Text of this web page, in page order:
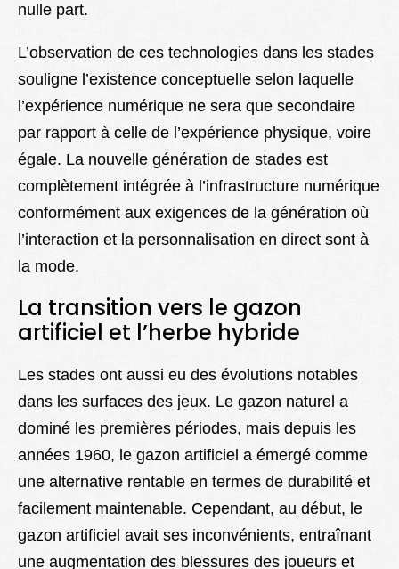
nulle part.
L’observation de ces technologies dans les stades
souligne l’existence conceptuelle selon laquelle
l’expérience numérique ne sera que secondaire
par rapport à celle de l’expérience physique, voire
égale. La nouvelle génération de stades est
complètement intégrée à l’infrastructure numérique
conformément aux exigences de la génération où
l’interaction et la personnalisation en direct sont à
la mode.
La transition vers le gazon
artificiel et l’herbe hybride
Les stades ont aussi eu des évolutions notables
dans les surfaces des jeux. Le gazon naturel a
dominé les premières périodes, mais depuis les
années 1960, le gazon artificiel a émergé comme
une alternative rentable en termes de durabilité et
facilement maintenable. Cependant, au début, le
gazon artificiel avait ses inconvénients, entraînant
une augmentation des blessures des joueurs et